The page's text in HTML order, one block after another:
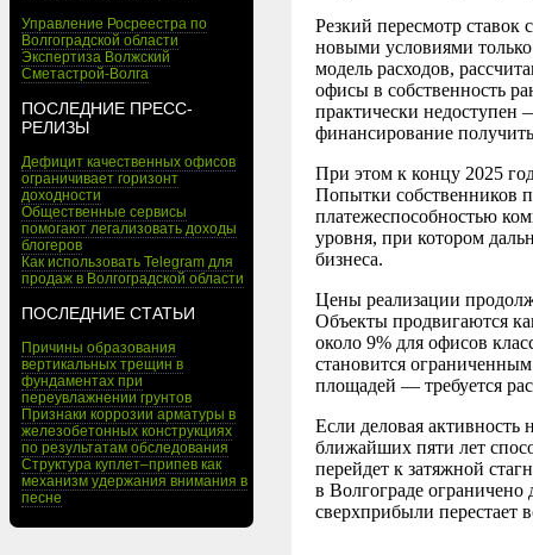
Управление Росреестра по
Волгоградской области
Экспертиза Волжский
Сметастрой-Волга
ПОСЛЕДНИЕ ПРЕСС-
РЕЛИЗЫ
Дефицит качественных офисов
ограничивает горизонт
доходности
Общественные сервисы
помогают легализовать доходы
блогеров
Как использовать Telegram для
продаж в Волгоградской области
ПОСЛЕДНИЕ СТАТЬИ
Причины образования
вертикальных трещин в
фундаментах при
переувлажнении грунтов
Признаки коррозии арматуры в
железобетонных конструкциях
по результатам обследования
Структура куплет–припев как
механизм удержания внимания в
песне
Резкий пересмотр ставок
новыми условиями
модель расходов,
офисы в собственность
практически недоступен
финансирование
При этом к концу 2025
Попытки собственников
платежеспособностью
уровня, при котором
бизнеса.
Цены реализации
Объекты продвигаются
около 9% для офисов
становится
площадей — требуется
Если деловая активность
ближайших пяти лет
перейдет к затяжной
в Волгограде ограничено
сверхприбыли перестает